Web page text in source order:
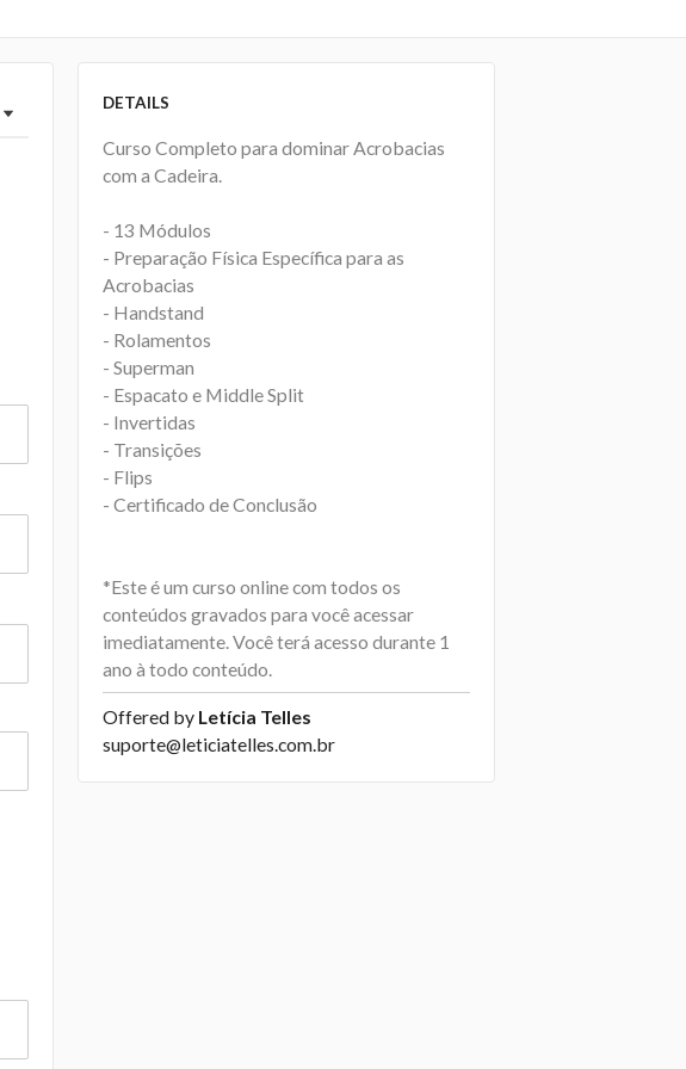
DETAILS
Curso Completo para dominar Acrobacias
com a Cadeira.
- 13 Módulos
- Preparação Física Específica para as
Acrobacias
- Handstand
- Rolamentos
- Superman
- Espacato e Middle Split
- Invertidas
- Transições
- Flips
- Certificado de Conclusão
*Este é um curso online com todos os
conteúdos gravados para você acessar
imediatamente. Você terá acesso durante 1
ano à todo conteúdo.
Offered by Letícia Telles
suporte@leticiatelles.com.br